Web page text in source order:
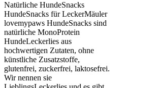
Natürliche HundeSnacks
HundeSnacks für LeckerMäuler
lovemypaws HundeSnacks sind
natürliche MonoProtein
HundeLeckerlies aus
hochwertigen Zutaten, ohne
künstliche Zusatzstoffe,
glutenfrei, zuckerfrei, laktosefrei.
Wir nennen sie